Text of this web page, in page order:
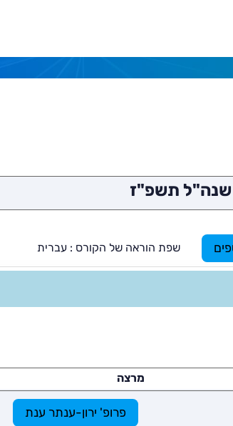
שנה"ל תשפ"ז
שפת הוראה של הקורס : עברית
מרצה
פרופ' ירון-ענתר ענת